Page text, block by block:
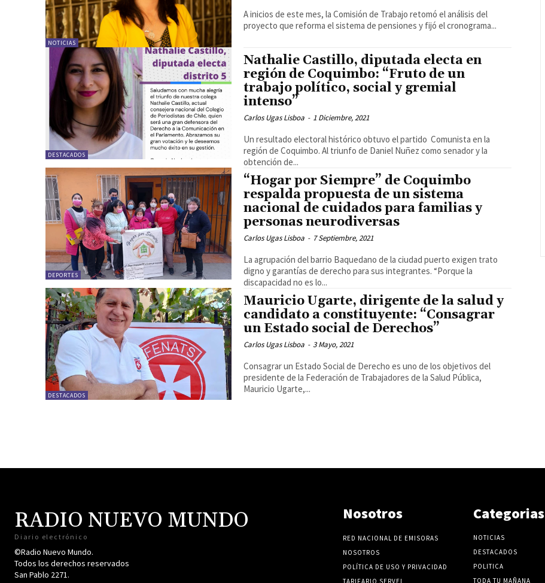
NOTICIAS
A inicios de este mes, la Comisión de Trabajo retomó el análisis del
proyecto que reforma el sistema de pensiones y fijó el cronograma...
DESTACADOS
Nathalie Castillo, diputada electa en
región de Coquimbo: “Fruto de un
trabajo político, social y gremial
intenso”
Carlos Ugas Lisboa - 1 Diciembre, 2021
Un resultado electoral histórico obtuvo el partido Comunista en la
región de Coquimbo. Al triunfo de Daniel Nuñez como senador y la
obtención de...
DEPORTES
“Hogar por Siempre” de Coquimbo
respalda propuesta de un sistema
nacional de cuidados para familias y
personas neurodiversas
Carlos Ugas Lisboa - 7 Septiembre, 2021
La agrupación del barrio Baquedano de la ciudad puerto exigen trato
digno y garantías de derecho para sus integrantes. “Porque la
discapacidad no es lo...
DESTACADOS
Mauricio Ugarte, dirigente de la salud y
candidato a constituyente: “Consagrar
un Estado social de Derechos”
Carlos Ugas Lisboa - 3 Mayo, 2021
Consagrar un Estado Social de Derecho es uno de los objetivos del
presidente de la Federación de Trabajadores de la Salud Pública,
Mauricio Ugarte,...
RADIO NUEVO MUNDO
Diario electrónico
©Radio Nuevo Mundo.
Todos los derechos reservados
San Pablo 2271.
Nosotros
RED NACIONAL DE EMISORAS
NOSOTROS
POLÍTICA DE USO Y PRIVACIDAD
TARIFARIO SERVEL
Categorias
NOTICIAS
DESTACADOS
POLITICA
TODA TU MAÑANA